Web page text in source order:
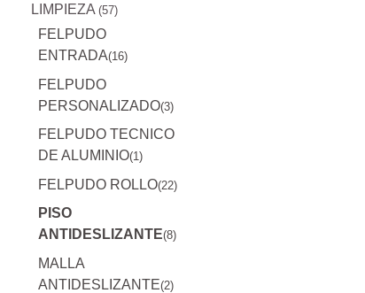
LIMPIEZA (57)
FELPUDO
ENTRADA(16)
FELPUDO
PERSONALIZADO(3)
FELPUDO TECNICO
DE ALUMINIO(1)
FELPUDO ROLLO(22)
PISO
ANTIDESLIZANTE(8)
MALLA
ANTIDESLIZANTE(2)